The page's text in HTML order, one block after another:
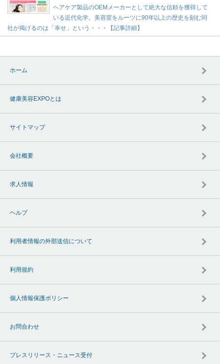
ヘアケア製品のOEMメーカーとして絶大な信頼を獲得して
いる近代化学。美容室をルーツに90年以上の歴史を刻む同
社が掲げるのは「幸せ」という・・・【記事詳細】
ホーム
健康美容EXPOとは
サイトマップ
会社概要
求人情報
ヘルプ
利用者情報の外部送信について
利用規約
個人情報保護ポリシー
お問合わせ
プレスリリース・ニュース受付